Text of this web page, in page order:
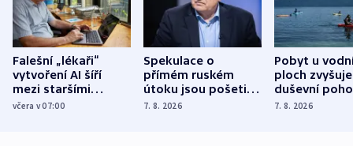
Falešní „lékaři“
vytvoření AI šíří
mezi staršími
Poláky nebezpečné
včera v 07:00
Spekulace o
přímém ruském
útoku jsou pošetilé,
míní estonský
7. 8. 2026
Pobyt u
ploch zvyšuje
duševní
ukázala
7. 8. 2026